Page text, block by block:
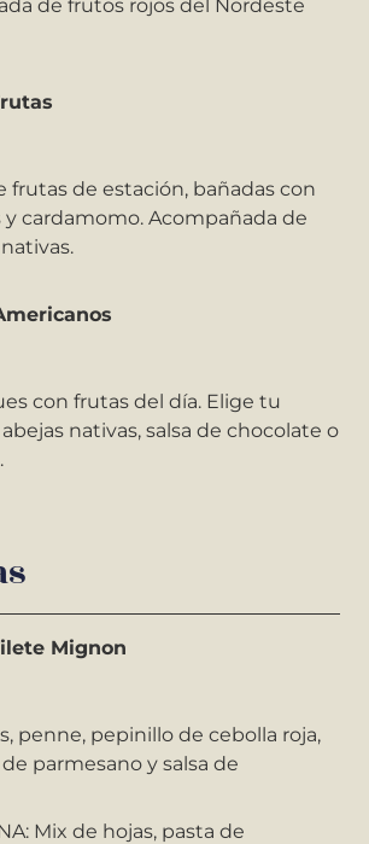
de frutos rojos del Nordeste
frutas de estación, bañadas con
y cardamomo. Acompañada de
con frutas del día. Elige tu
nativas, salsa de chocolate o
Mignon
penne, pepinillo de cebolla roja,
parmesano y salsa de
Mix de hojas, pasta de